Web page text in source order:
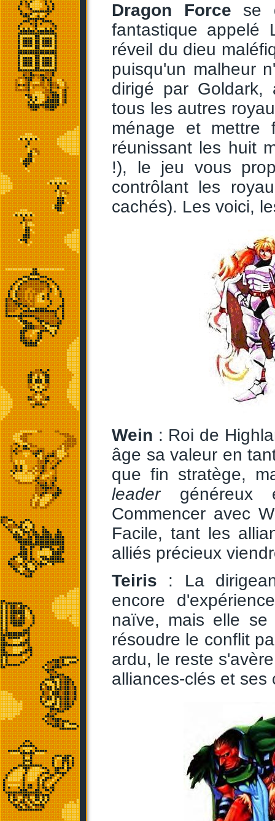
Dragon Force se
fantastique appelé
réveil du dieu
puisqu'un malheur
dirigé par Goldark,
tous les autres
ménage et mettre
réunissant les huit
!), le jeu vous
contrôlant les
cachés). Les voici,
Wein : Roi de
âge sa valeur en
que fin stratège,
leadergénéreux
Commencer avec
Facile, tant les
alliés précieux
Teiris : La
encore
naïve, mais elle
résoudre le conflit
ardu, le reste
alliances-clés et